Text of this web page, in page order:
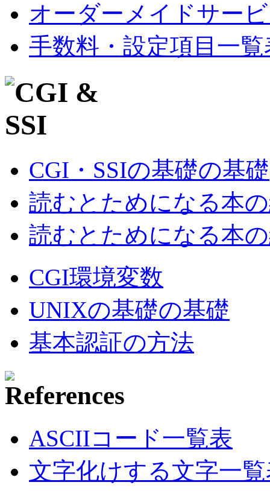
オーダーメイドサー
手数料・設定項目一覧
CGI・SSIの基礎の基礎
読むとためになる本
読むとためになる本
CGI環境変数
UNIXの基礎の基礎
基本認証の方法
ASCIIコード一覧表
文字化けする文字一